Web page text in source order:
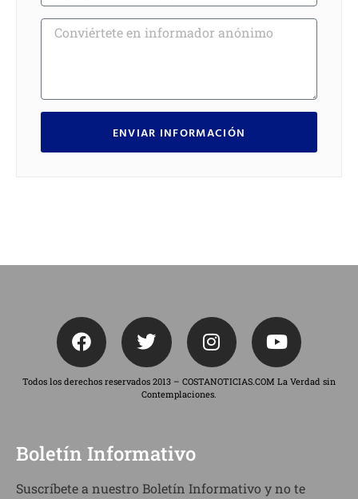
ENVIAR INFORMACIÓN
Todos los derechos reservados 2013 – COSTANOTICIAS.COM La Verdad sin
Contemplaciones.
Boletín Informativo
Suscríbete a nuestro Boletín Informativo y no te